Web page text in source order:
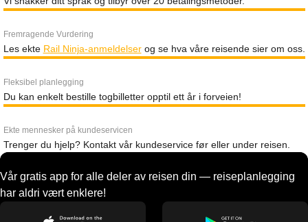
Fremragende Vurdering
Les ekte Rail Ninja-anmeldelserog se hva våre reisende sier om oss.
Fleksibel planlegging
Du kan enkelt bestille togbilletter opptil ett år i forveien!
Ekte mennesker på kundeservicen
Trenger du hjelp? Kontakt vår kundeservice før eller under reisen.
Vår gratis app for alle deler av reisen din — reiseplanlegging
har aldri vært enklere!